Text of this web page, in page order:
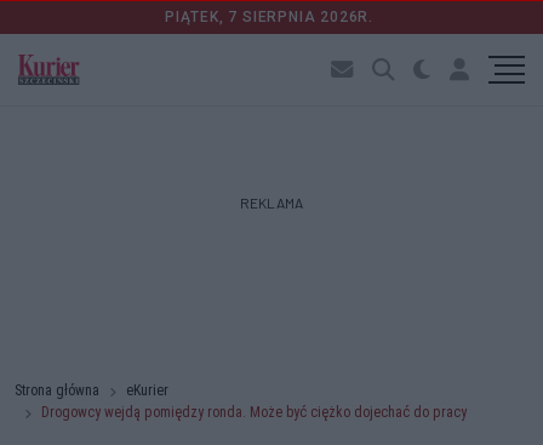
PIĄTEK, 7 SIERPNIA 2026R.
REKLAMA
Strona główna
eKurier
Drogowcy wejdą pomiędzy ronda. Może być ciężko dojechać do pracy